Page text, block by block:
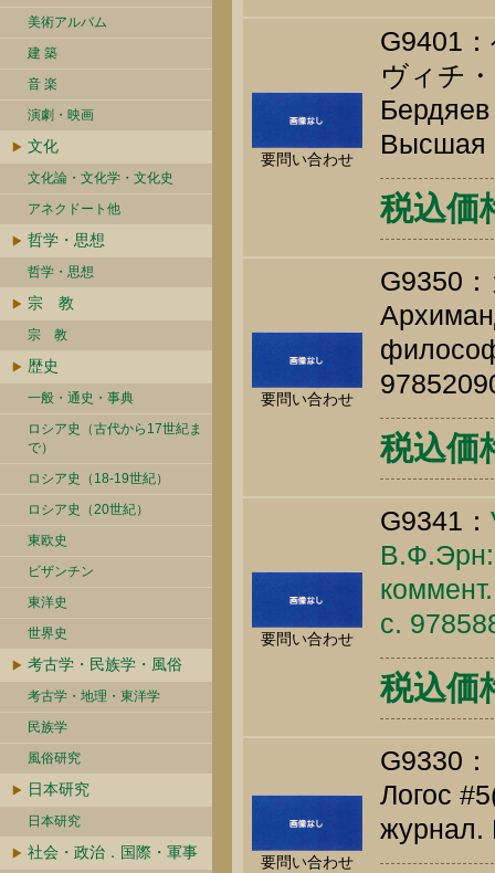
美術アルバム
建 築
音 楽
演劇・映画
文化
文化論・文化学・文化史
アネクドート他
哲学・思想
哲学・思想
宗 教
宗 教
歴史
一般・通史・事典
ロシア史（古代から17世紀ま
で）
ロシア史（18-19世紀）
ロシア史（20世紀）
東欧史
ビザンチン
東洋史
世界史
考古学・民族学・風俗
考古学・地理・東洋学
民族学
風俗研究
日本研究
日本研究
社会・政治．国際・軍事
要問い合わせ
G9401
ヴィチ
Высшая
税込価
要問い合わせ
G9350
税込価
要問い合わせ
G9341：
В.Ф.Эрн:
c.
税込価
要問い合わせ
G9330：
Логос
журнал.